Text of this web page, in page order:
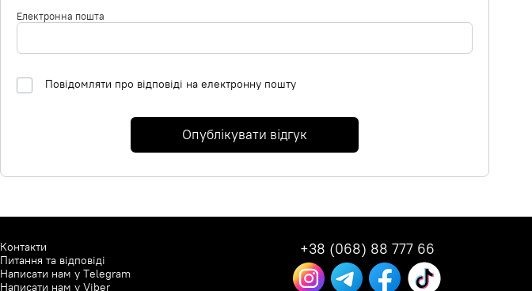
Електронна пошта
Повідомляти про відповіді на електронну пошту
Опублікувати відгук
Контакти
Питання та відповіді
Написати нам у Telegram
Написати нам у Viber
+38 (068) 88 777 66